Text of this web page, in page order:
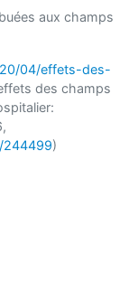
aux champs
04/effets-des-
des champs
244499)